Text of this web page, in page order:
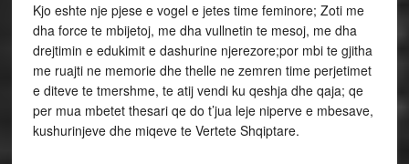
Kjo eshte nje pjese e vogel e jetes time feminore; Zoti me
dha force te mbijetoj, me dha vullnetin te mesoj, me dha
drejtimin e edukimit e dashurine njerezore;por mbi te gjitha
me ruajti ne memorie dhe thelle ne zemren time perjetimet
e diteve te tmershme, te atij vendi ku qeshja dhe qaja; qe
per mua mbetet thesari qe do t’jua leje niperve e mbesave,
kushurinjeve dhe miqeve te Vertete Shqiptare.